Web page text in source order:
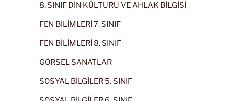
8. SINIF DİN KÜLTÜRÜ VE AHLAK BİLGİSİ
FEN BİLİMLERİ 7. SINIF
FEN BİLİMLERİ 8. SINIF
GÖRSEL SANATLAR
SOSYAL BİLGİLER 5. SINIF